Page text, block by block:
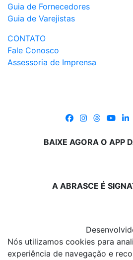
Guia de Fornecedores
Guia de Varejistas
CONTATO
Fale Conosco
Assessoria de Imprensa
BAIXE AGORA O APP
A ABRASCE É
Nós utilizamos cookies para
experiência de navegação e